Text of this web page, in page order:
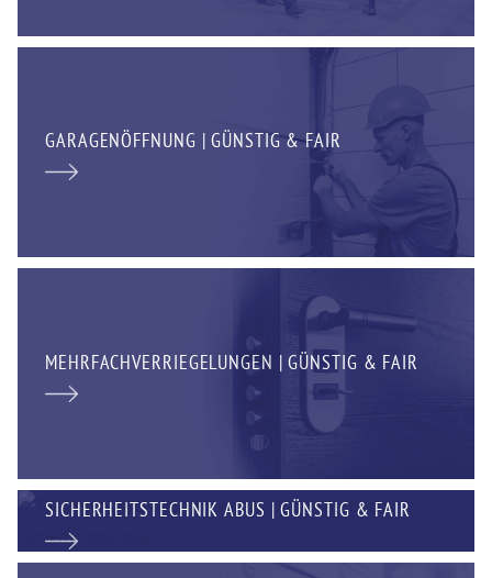
GARAGENÖFFNUNG | GÜNSTIG & FAIR
MEHRFACHVERRIEGELUNGEN | GÜNSTIG & FAIR
SICHERHEITSTECHNIK ABUS | GÜNSTIG & FAIR